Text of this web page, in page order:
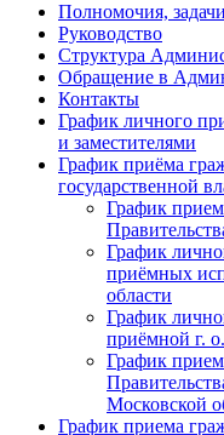
Полномочия,
Руководство
Структура
Обращение в
Контакты
График личного
и заместителями
График приёма
государственной
График
График
приёмных
области
График
приёмной г.
График
Московской
График приема